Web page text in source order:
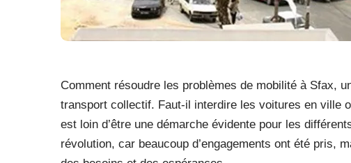
Comment résoudre les problèmes de mobilité à Sfax,
transport collectif. Faut-il interdire les voitures en ville
est loin d’être une démarche évidente pour les
révolution, car beaucoup d’engagements ont été pris,